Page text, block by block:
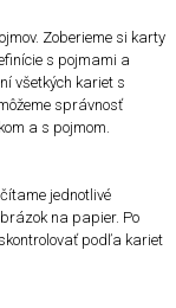
Zoberieme si karty
s pojmami a
všetkých kariet s
správnosť
a s pojmom.
jednotlivé
na papier. Po
podľa kariet